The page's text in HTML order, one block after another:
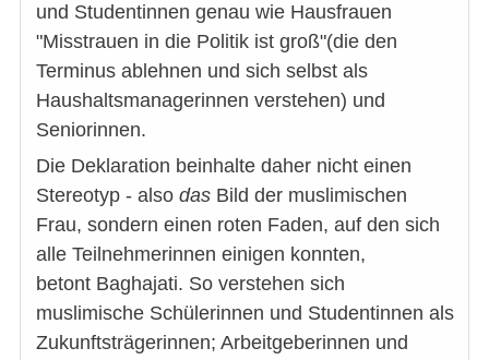
und Studentinnen genau wie Hausfrauen
"Misstrauen in die Politik ist groß"(die den
Terminus ablehnen und sich selbst als
Haushaltsmanagerinnen verstehen) und
Seniorinnen.
Die Deklaration beinhalte daher nicht einen
Stereotyp - also das Bild der muslimischen
Frau, sondern einen roten Faden, auf den sich
alle Teilnehmerinnen einigen konnten,
betont Baghajati. So verstehen sich
muslimische Schülerinnen und Studentinnen als
Zukunftsträgerinnen; Arbeitgeberinnen und